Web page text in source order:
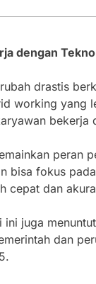
dengan
drastis
working yang
peran
bisa fokus
cepat dan
juga
dan